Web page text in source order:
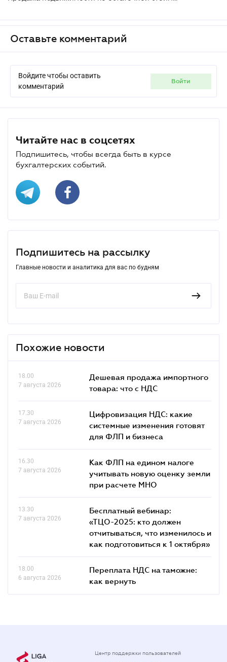
Оставьте комментарий
Войдите чтобы оставить
комментарий
войти
Читайте нас в соцсетях
Подпишитесь, чтобы всегда быть в курсе
бухгалтерских событий.
Подпишитесь на рассылку
Главные новости и аналитика для вас по будням
Похожие новости
18.00
7 августа 2026
Дешевая продажа импортного
товара: что c НДС
17.30
7 августа 2026
Цифровизация НДС: какие
системные изменения готовят
для ФЛП и бизнеса
16.30
7 августа 2026
Как ФЛП на едином налоге
учитывать новую оценку земли
при расчете МНО
13.30
7 августа 2026
Бесплатный вебинар:
«ТЦО-2025: кто должен
отчитываться, что изменилось и
как подготовиться к 1 октября»
18.00
6 августа 2026
Переплата НДС на таможне:
как вернуть
Центр поддержки пользователей